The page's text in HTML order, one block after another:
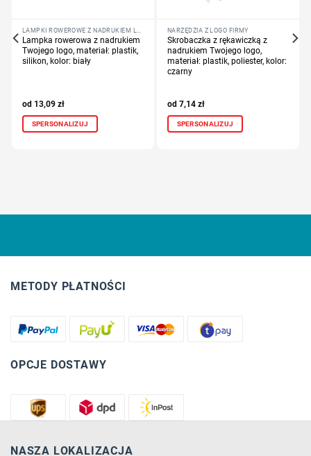
Lampka rowerowa z nadrukiem
Twojego logo, materiał: plastik,
silikon, kolor: biały
13,09 zł
SPERSONALIZUJ
NARZĘDZIA Z LOGO FIRMY
Skrobaczka z rękawiczką z
nadrukiem Twojego logo,
materiał: plastik, poliester, kolor:
czarny
7,14 zł
SPERSONALIZUJ
METODY PŁATNOŚCI
OPCJE DOSTAWY
NASZA LOKALIZACJA